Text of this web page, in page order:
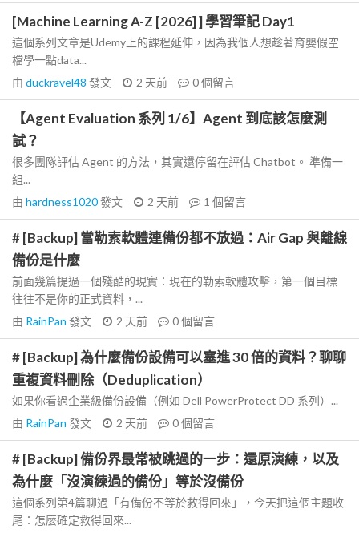
[Machine Learning A-Z [2026] ] 學習筆記 Day1
這個系列文章是Udemy上的課程延伸，因為我個人想趁著育嬰假空
檔學一點data...
由 duckravel48 發文 2 天前 0個留言
【Agent Evaluation 系列 1/6】Agent 到底該怎麼測
試？
很多團隊評估 Agent 的方法，其實還停留在評估 Chatbot。 準備一
組...
由 hardness1020發文 2 天前 1 個留言
# [Backup] 當勒索軟體連備份都不放過：Air Gap 與離線
備份是什麼
前面幾篇提過一個殘酷的現實：現在的勒索軟體攻擊，第一個目標
往往不是你的正式資料，...
由 RainPan 發文 2 天前 0個留言
# [Backup] 為什麼備份設備可以塞進 30 倍的資料？聊聊
重複資料刪除（Deduplication）
如果你看過企業級備份設備（例如 Dell PowerProtect DD 系列）...
由 RainPan 發文 2 天前 0個留言
# [Backup] 備份界最常被跳過的一步：還原演練，以及
為什麼「沒演練過的備份」等於沒備份
這個系列第4篇聊過「有備份不等於救得回來」，今天把這個主題收
尾：怎麼確定救得回來...